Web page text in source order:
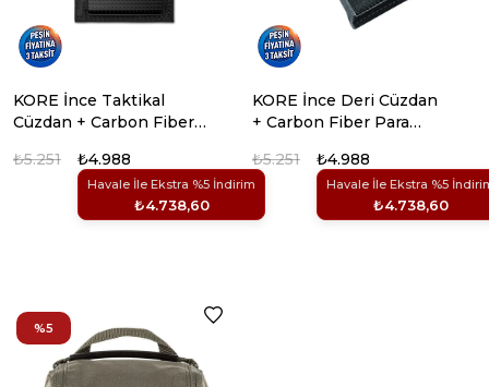
KORE İnce Taktikal
Cüzdan + Carbon Fiber
₺4.988
Havale İle Ekstra %5 İndirim
₺4.738,60
₺5.251
KORE İnce Deri Cüzdan
+ Carbon Fiber Para
₺4.988
Havale İle Ekstra %5
₺4.738,60
₺5.251
%5